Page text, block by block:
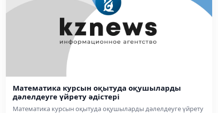
Математика курсын оқытуда оқушыларды
дәлелдеуге үйрету әдістері
Математика курсын оқытуда оқушыларды дәлелдеуге үйрету